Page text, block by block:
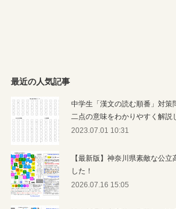
最近の人気記事
中学生「漢文の読む順番」対策
二点の意味をわかりやすく解説
2023.07.01 10:31
【最新版】神奈川県素敵な公
した！
2026.07.16 15:05